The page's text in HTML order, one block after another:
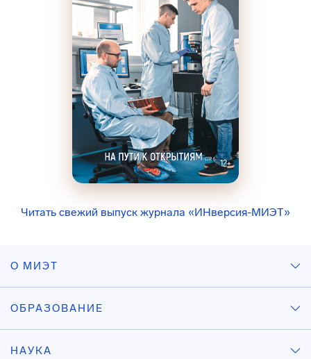
Читать свежий выпуск журнала «ИНверсия-МИЭТ»
О МИЭТ
ОБРАЗОВАНИЕ
НАУКА